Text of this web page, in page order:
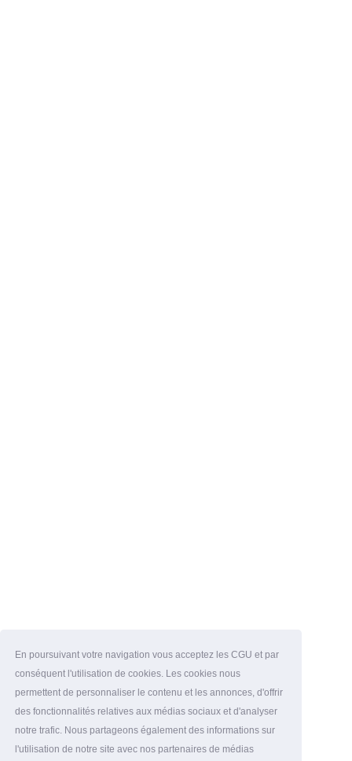
En poursuivant votre navigation vous acceptez les CGU et par
conséquent l'utilisation de cookies. Les cookies nous
permettent de personnaliser le contenu et les annonces, d'offrir
des fonctionnalités relatives aux médias sociaux et d'analyser
notre trafic. Nous partageons également des informations sur
l'utilisation de notre site avec nos partenaires de médias